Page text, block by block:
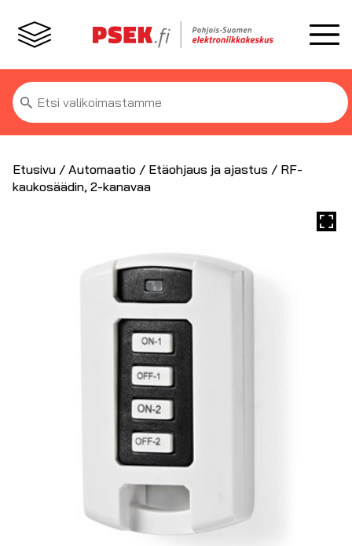
Etsi:
Etusivu / Automaatio / Etäohjaus ja ajastus / RF-
kaukosäädin, 2-kanavaa